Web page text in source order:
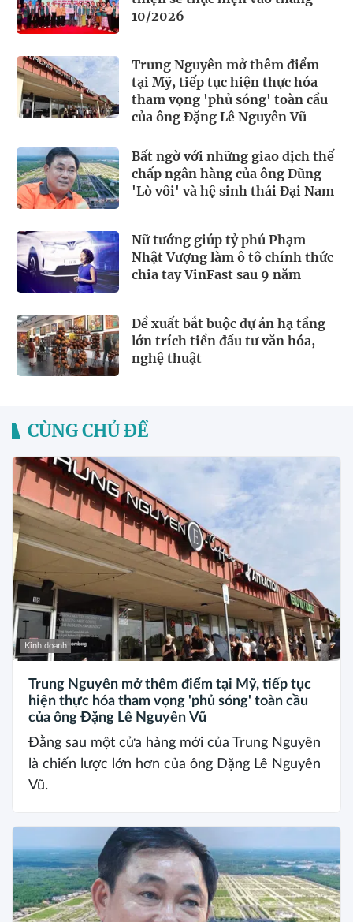
10/2026
Trung Nguyên mở thêm điểm
tại Mỹ, tiếp tục hiện thực hóa
tham vọng 'phủ sóng' toàn cầu
của ông Đặng Lê Nguyên Vũ
Bất ngờ với những giao dịch thế
chấp ngân hàng của ông Dũng
'Lò vôi' và hệ sinh thái Đại Nam
Nữ tướng giúp tỷ phú Phạm
Nhật Vượng làm ô tô chính thức
chia tay VinFast sau 9 năm
Đề xuất bắt buộc dự án hạ tầng
lớn trích tiền đầu tư văn hóa,
nghệ thuật
CÙNG CHỦ ĐỀ
Kinh doanh
Trung Nguyên mở thêm điểm tại Mỹ, tiếp tục
hiện thực hóa tham vọng 'phủ sóng' toàn cầu
của ông Đặng Lê Nguyên Vũ
Đằng sau một cửa hàng mới của Trung Nguyên
là chiến lược lớn hơn của ông Đặng Lê Nguyên
Vũ.